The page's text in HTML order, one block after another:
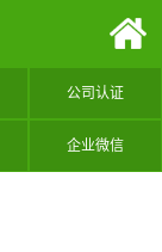
公司认证
企业微信